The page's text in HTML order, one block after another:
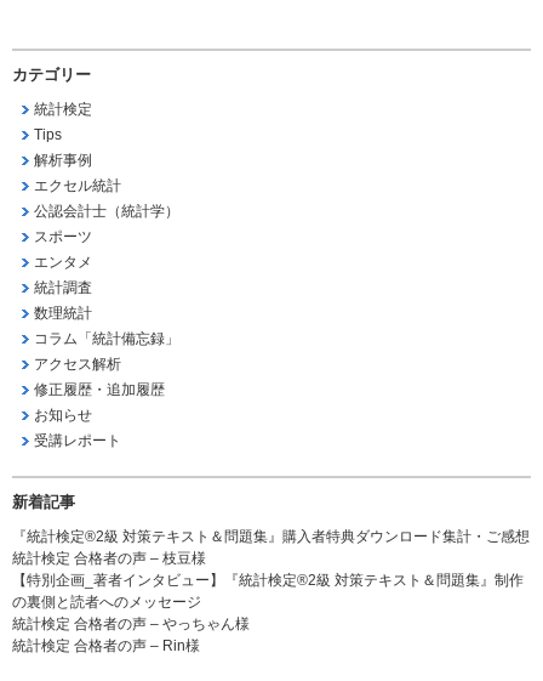
カテゴリー
統計検定
Tips
解析事例
エクセル統計
公認会計士（統計学）
スポーツ
エンタメ
統計調査
数理統計
コラム「統計備忘録」
アクセス解析
修正履歴・追加履歴
お知らせ
受講レポート
新着記事
『統計検定®2級 対策テキスト＆問題集』購入者特典ダウンロード集計・ご感想
統計検定 合格者の声 – 枝豆様
【特別企画_著者インタビュー】『統計検定®2級 対策テキスト＆問題集』制作
の裏側と読者へのメッセージ
統計検定 合格者の声 – やっちゃん様
統計検定 合格者の声 – Rin様